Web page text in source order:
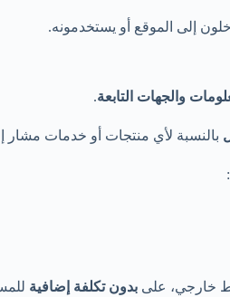
إلى الموقع أو يستخدمونه.
والجهات التابعة.
بالنسبة لأي منتجات أو خدمات مشار
خارجي، على بدون تكلفة إضافية